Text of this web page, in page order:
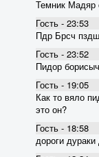
Темник Мадяр
Гость - 23:53
Пдр Брсч
Гость - 23:52
Пидор
Гость - 19:05
Как то вяло
это он?
Гость - 18:58
дороги